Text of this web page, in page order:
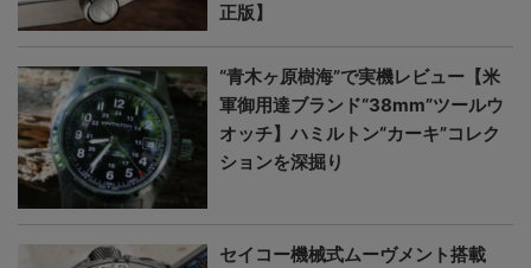
正版】
“青木ヶ原樹海”で実機レビュー【米
軍御用達ブランド“38mm”ツールウ
オッチ】ハミルトン“カーキ”コレク
ションを深掘り
セイコー機械式ムーヴメント搭載